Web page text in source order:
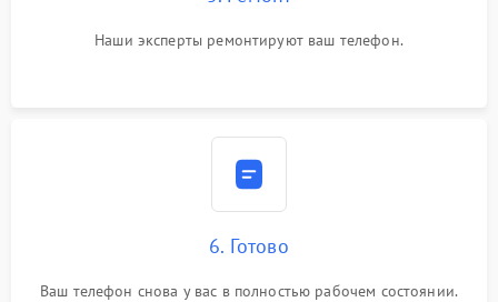
Наши эксперты ремонтируют ваш телефон.
6. Готово
Ваш телефон снова у вас в полностью рабочем состоянии.